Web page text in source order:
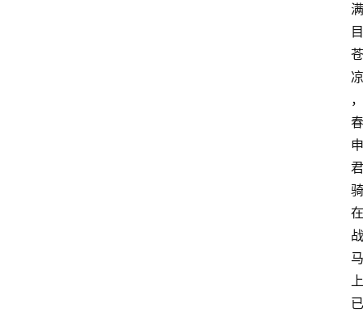
满
目
苍
凉
，
春
申
君
骑
在
战
马
上
已